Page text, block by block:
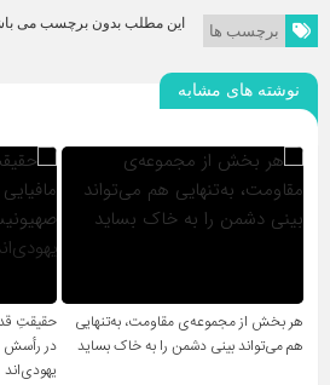
برچسب ها این مطلب بدون برچسب می
نوشته های مشابه
هر بخش از مجموعه‌ی مقاومت، به‌تنهایی
هم می‌تواند بینی دشمن را به خاک بساید
حقیقتِ
در رأسش
یهودی‌اند